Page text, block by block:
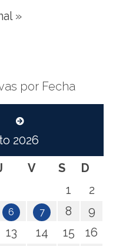
»
por Fecha
2026
V S
D
1
2
6 7 8
9
13 14 15
16